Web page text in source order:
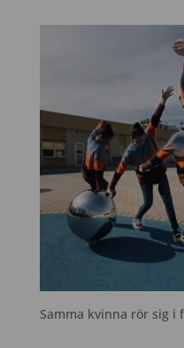
Samma kvinna rör sig